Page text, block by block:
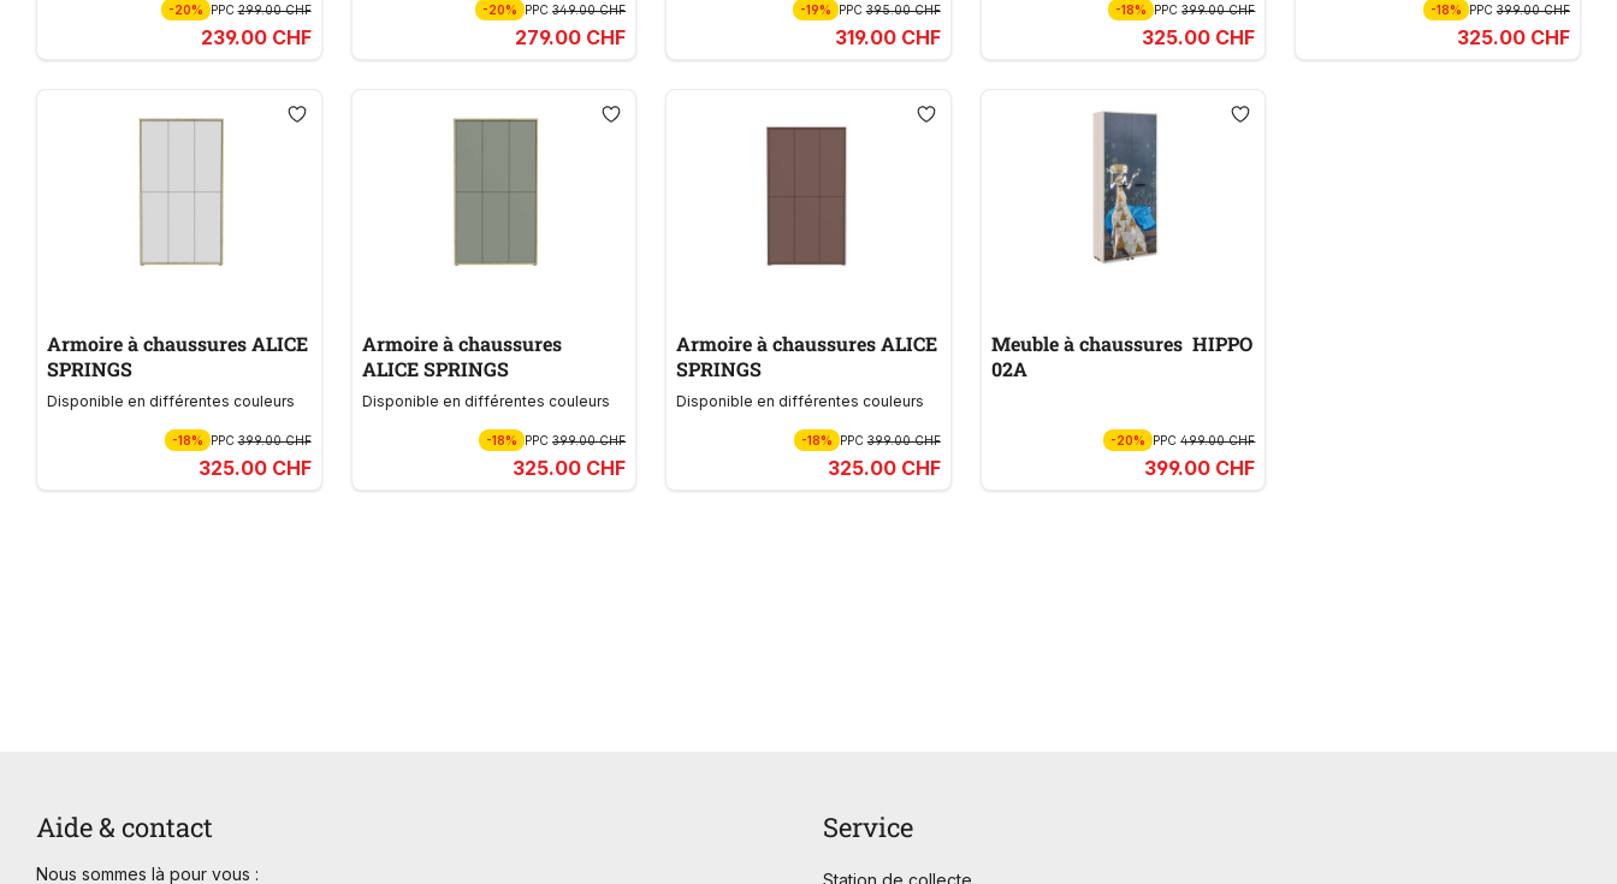
-20% PPC299.00 CHF
239.00 CHF
-20% PPC349.00 CHF
279.00 CHF
-19% PPC395.00 CHF
319.00 CHF
-18% PPC399.00 CHF
325.00 CHF
-18% PPC 399.00 CHF
325.00 CHF
Armoire à chaussures ALICE
SPRINGS
Disponible en différentes couleurs
-18% PPC399.00 CHF
325.00 CHF
Armoire à chaussures
ALICE SPRINGS
Disponible en différentes couleurs
-18% PPC399.00 CHF
325.00 CHF
Armoire à chaussures ALICE
SPRINGS
Disponible en différentes couleurs
-18% PPC399.00 CHF
325.00 CHF
Meuble à chaussures HIPPO
02A
-20% PPC499.00 CHF
399.00 CHF
Aide & contact
Nous sommes là pour vous :
Service
Station de collecte